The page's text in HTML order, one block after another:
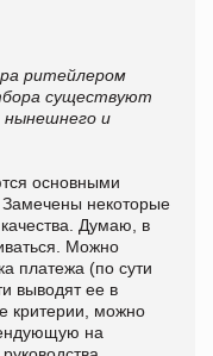
ритейлером
существуют
и
основными
Замечены некоторые
Думаю, в
Можно
платежа (по сути
выводят ее в
критерии, можно
на